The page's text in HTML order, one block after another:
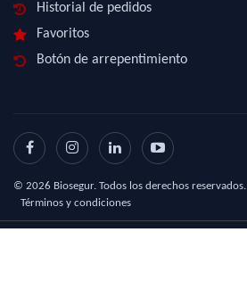
Historial de pedidos
Favoritos
Botón de arrepentimiento
© 2026 Biosegur. Todos los derechos reservados.
Términos y condiciones